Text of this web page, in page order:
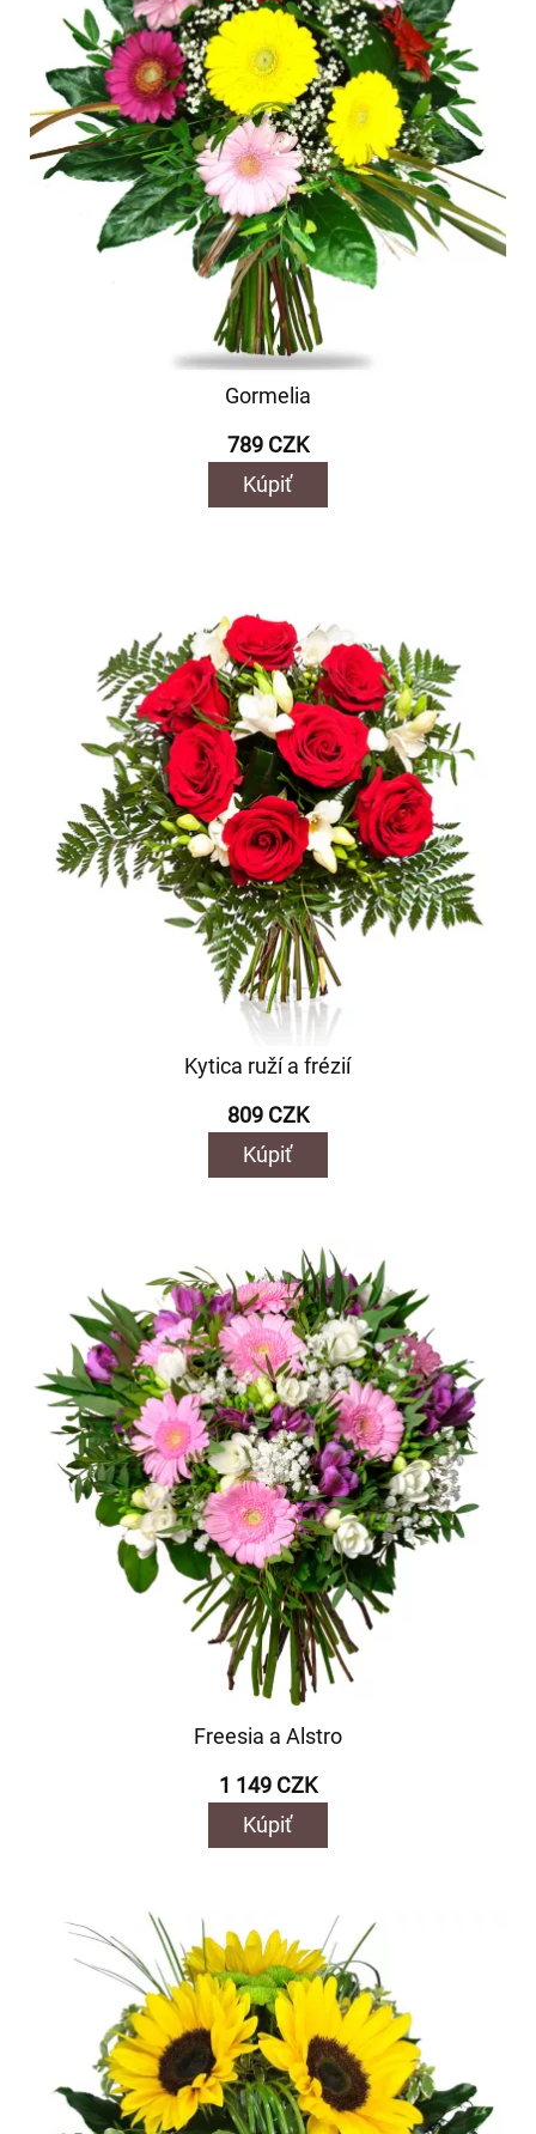
Gormelia
789 CZK
Kúpiť
Kytica ruží a frézií
809 CZK
Kúpiť
Freesia a Alstro
1 149 CZK
Kúpiť